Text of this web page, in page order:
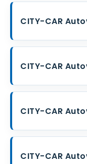
CITY-CAR
CITY-CAR
CITY-CAR
CITY-CAR